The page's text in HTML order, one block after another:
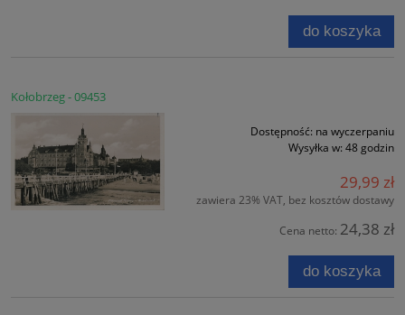
do koszyka
Kołobrzeg - 09453
Dostępność: na wyczerpaniu
Wysyłka w: 48 godzin
29,99 zł
zawiera 23% VAT, bez kosztów dostawy
Cena netto: 24,38 zł
do koszyka